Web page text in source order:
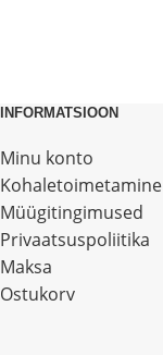
INFORMATSIOON
Minu konto
Kohaletoimetamine
Müügitingimused
Privaatsuspoliitika
Maksa
Ostukorv